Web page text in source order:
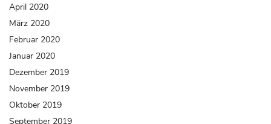
April 2020
März 2020
Februar 2020
Januar 2020
Dezember 2019
November 2019
Oktober 2019
September 2019